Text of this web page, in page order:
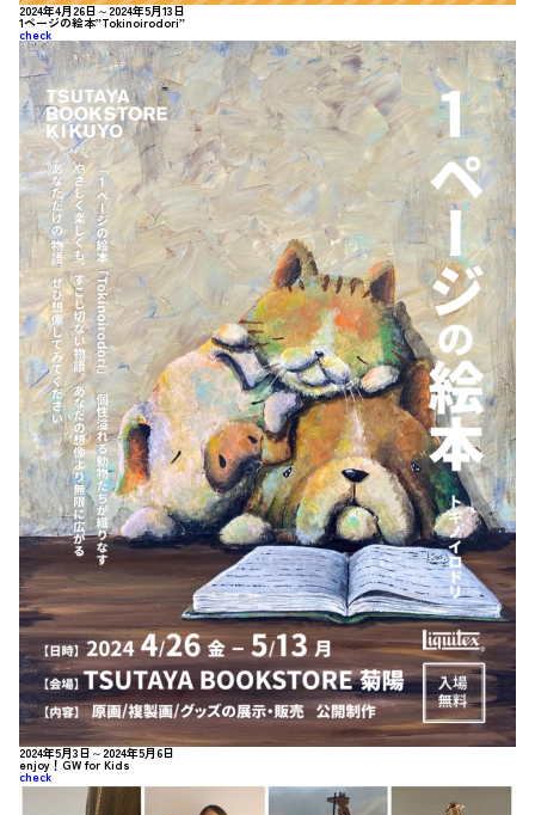
2024年4月26日～2024年5月13日
1ページの絵本”Tokinoirodori”
check
2024年5月3日～2024年5月6日
enjoy！GW for Kids
check